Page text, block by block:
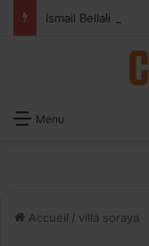
Menu
Accueil / villa soraya